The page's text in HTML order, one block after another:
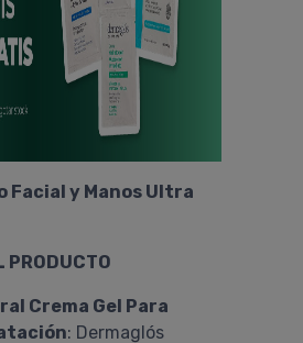
Facial y Manos Ultra
PRODUCTO
Crema Gel Para
: Dermaglós